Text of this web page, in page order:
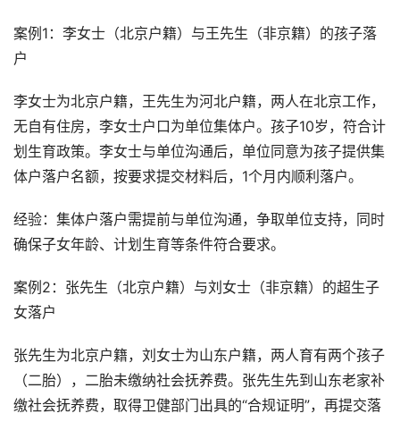
案例1：李女士（北京户籍）与王先生（非京籍）的孩子落
户
李女士为北京户籍，王先生为河北户籍，两人在北京工作，
无自有住房，李女士户口为单位集体户。孩子10岁，符合计
划生育政策。李女士与单位沟通后，单位同意为孩子提供集
体户落户名额，按要求提交材料后，1个月内顺利落户。
经验：集体户落户需提前与单位沟通，争取单位支持，同时
确保子女年龄、计划生育等条件符合要求。
案例2：张先生（北京户籍）与刘女士（非京籍）的超生子
女落户
张先生为北京户籍，刘女士为山东户籍，两人育有两个孩子
（二胎），二胎未缴纳社会抚养费。张先生先到山东老家补
缴社会抚养费，取得卫健部门出具的“合规证明”，再提交落